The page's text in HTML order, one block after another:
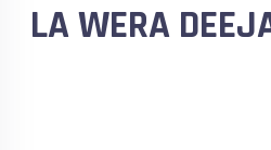
LA WERA